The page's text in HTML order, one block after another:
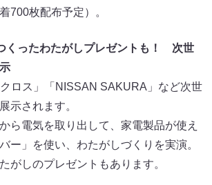
700枚配布予定）。
くったわたがしプレゼントも！ 次世
クロス」「NISSAN SAKURA」など次世
示されます。
ら電気を取り出して、家電製品が使え
ー」を使い、わたがしづくりを実演。
がしのプレゼントもあります。